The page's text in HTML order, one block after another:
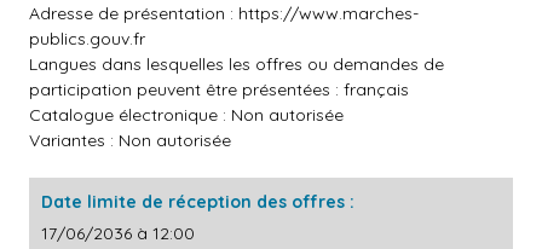
Adresse de présentation : https://www.marches-
publics.gouv.fr
Langues dans lesquelles les offres ou demandes de
participation peuvent être présentées : français
Catalogue électronique : Non autorisée
Variantes : Non autorisée
Date limite de réception des offres :
17/06/2036 à 12:00